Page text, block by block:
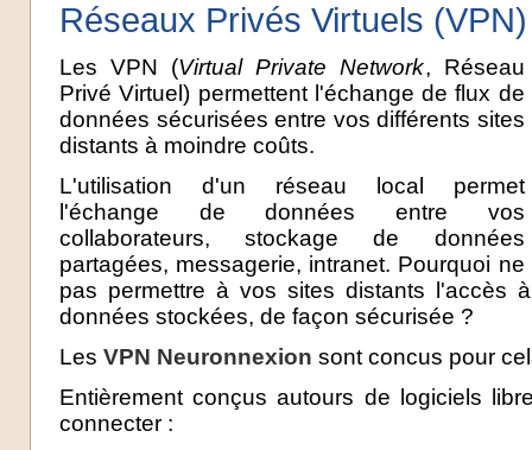
Réseaux Privés Virtuels (VPN)
Les VPN (Virtual Private Network, Réseau
Privé Virtuel) permettent l'échange de flux de
données sécurisées entre vos différents sites
distants à moindre coûts.
L'utilisation d'un réseau local permet
l'échange de données entre vos
collaborateurs, stockage de données
partagées, messagerie, intranet. Pourquoi ne
pas permettre à vos sites distants l'accès
données stockées, de façon sécurisée ?
Les VPN Neuronnexion sont concus pour
Entièrement conçus autours de logiciels
connecter :